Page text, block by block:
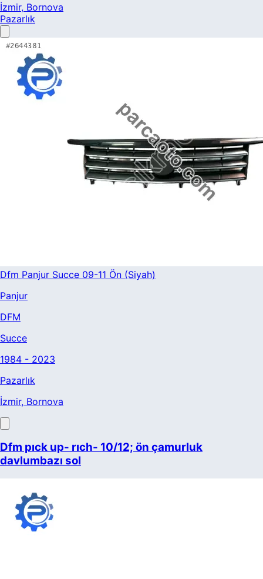
İzmir, Bornova
Pazarlık
Dfm Panjur Succe 09-11 Ön (Siyah)
Panjur
DFM
Succe
1984 - 2023
Pazarlık
İzmir, Bornova
Dfm pıck up- rıch- 10/12; ön çamurluk
davlumbazı sol